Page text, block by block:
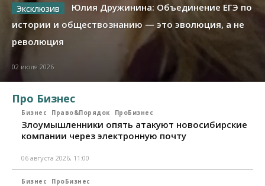
Юлия Дружинина: Объединение ЕГЭ по
истории и обществознанию — это эволюция, а не
революция
02 июля 2026
Про Бизнес
Бизнес Право&Порядок ПроБизнес
Злоумышленники опять атакуют новосибирские
компании через электронную почту
06 августа 2026, 11:00
Бизнес ПроБизнес